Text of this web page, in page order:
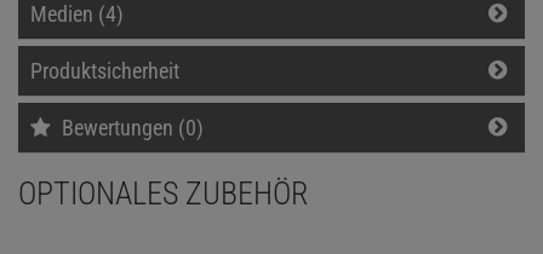
Medien (4)
Produktsicherheit
Bewertungen (0)
OPTIONALES ZUBEHÖR